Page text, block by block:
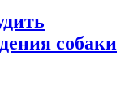
собаки